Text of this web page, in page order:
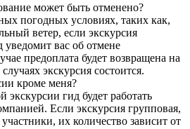
может быть отменено?
погодных условиях, таких как,
ветер, если экскурсия
уведомит вас об отмене
предоплата будет возвращена на
экскурсия состоится.
кроме меня?
экскурсии гид будет работать
Если экскурсия групповая,
их количество зависит от